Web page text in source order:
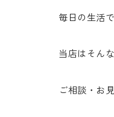
毎日の生活
当店はそん
ご相談・お